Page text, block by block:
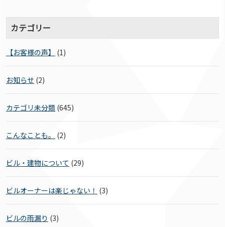
カテゴリー
【お客様の声】 (1)
お知らせ (2)
カテゴリ未分類 (645)
こんなことも。 (2)
ビル・建物について (29)
ビルオーナーは楽じゃない！ (3)
ビルの雨漏り (3)